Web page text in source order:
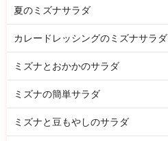
夏のミズナサラダ
カレードレッシングのミズナサラダ
ミズナとおかかのサラダ
ミズナの簡単サラダ
ミズナと豆もやしのサラダ